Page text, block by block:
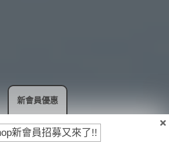
新會員招募又來了!!
新會員優惠